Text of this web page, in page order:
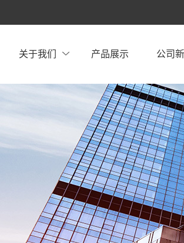
关于我们 产品展示 公司